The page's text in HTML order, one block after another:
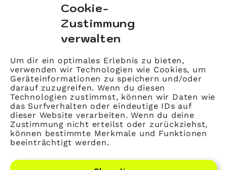
Cookie-
Zustimmung
verwalten
Um dir ein optimales Erlebnis zu bieten,
verwenden wir Technologien wie Cookies, um
Geräteinformationen zu speichern und/oder
darauf zuzugreifen. Wenn du diesen
Technologien zustimmst, können wir Daten wie
das Surfverhalten oder eindeutige IDs auf
dieser Website verarbeiten. Wenn du deine
Zustimmung nicht erteilst oder zurückziehst,
können bestimmte Merkmale und Funktionen
beeinträchtigt werden.
Markgrafenstraße 56
10117 Berlin
Impressum
Kontakt
Datenschutz
Mitglied werden
LinkedIn
YouTube